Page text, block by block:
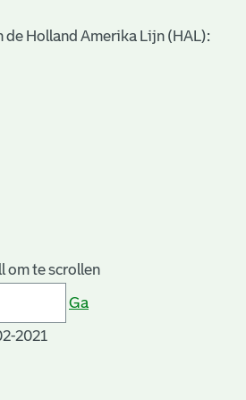
de Holland Amerika Lijn (HAL):
om te scrollen
Ga
2021